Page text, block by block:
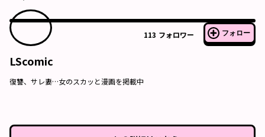
113 フォロワー フォロー
LScomic
復讐、サレ妻…女のスカッと漫画を掲載中